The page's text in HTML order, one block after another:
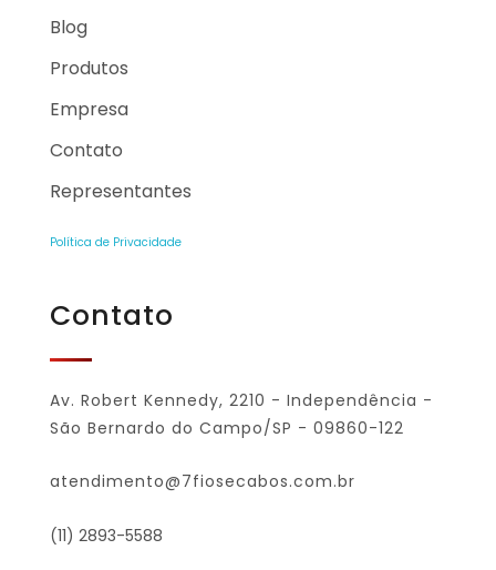
Blog
Produtos
Empresa
Contato
Representantes
Política de Privacidade
Contato
Av. Robert Kennedy, 2210 - Independência -
São Bernardo do Campo/SP - 09860-122
atendimento@7fiosecabos.com.br
(11) 2893-5588